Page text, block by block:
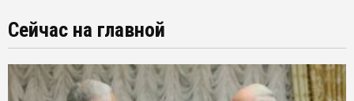
Сейчас на главной